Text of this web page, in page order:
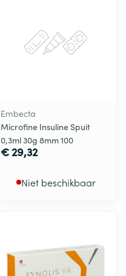
Embecta
Microfine Insuline Spuit
0,3ml 30g 8mm 100
€ 29,32
Niet beschikbaar